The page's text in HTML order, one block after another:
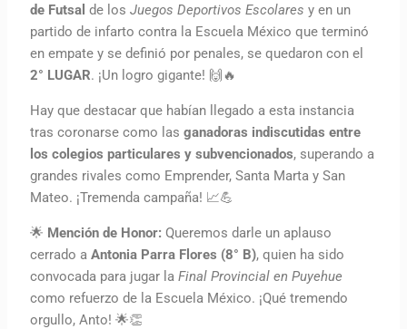
de Futsalde losJuegos Deportivos Escolaresy en un
partido de infarto contra la Escuela México que terminó
en empate y se definió por penales, se quedaron con el
2° LUGAR. ¡Un logro gigante! 🙌🔥
Hay que destacar que habían llegado a esta instancia
tras coronarse como lasganadoras indiscutidas entre
los colegios particulares y subvencionados, superando a
grandes rivales como Emprender, Santa Marta y San
Mateo. ¡Tremenda campaña! 📈💪
🌟 Mención de Honor: Queremos darle un aplauso
cerrado aAntonia Parra Flores (8° B), quien ha sido
convocada para jugar laFinal Provincial en Puyehue
como refuerzo de la Escuela México. ¡Qué tremendo
orgullo, Anto! 🌟👏